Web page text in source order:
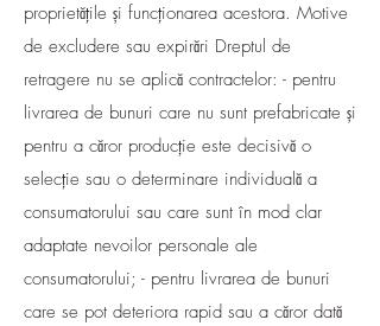
proprietățile și funcționarea acestora. Motive
de excludere sau expirări Dreptul de
retragere nu se aplică contractelor: - pentru
livrarea de bunuri care nu sunt prefabricate și
pentru a căror producție este decisivă o
selecție sau o determinare individuală a
consumatorului sau care sunt în mod clar
adaptate nevoilor personale ale
consumatorului; - pentru livrarea de bunuri
care se pot deteriora rapid sau a căror dată